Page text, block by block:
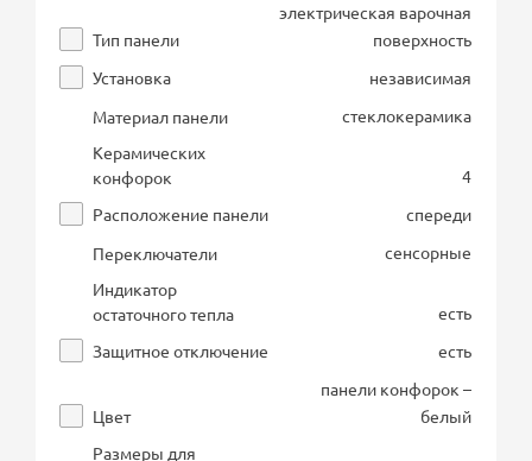
Тип панели
электрическая варочная
поверхность
Установка
независимая
Материал панели
стеклокерамика
Керамических
конфорок
4
Расположение панели
спереди
Переключатели
сенсорные
Индикатор
остаточного тепла
есть
Защитное отключение
есть
Цвет
панели конфорок –
белый
Размеры для